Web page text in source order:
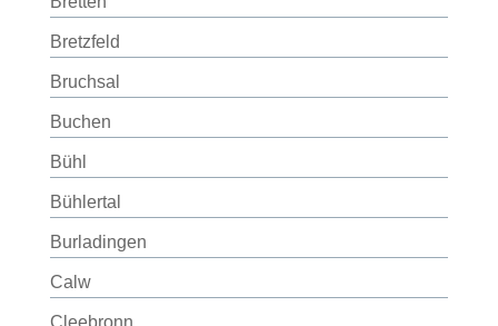
Bretzfeld
Bruchsal
Buchen
Bühl
Bühlertal
Burladingen
Calw
Cleebronn